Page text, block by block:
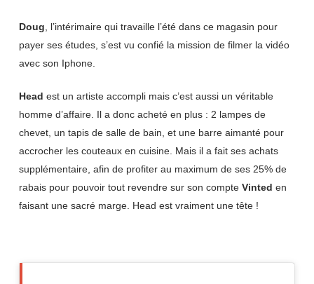
Doug , l’intérimaire qui travaille l’été dans ce magasin pour
payer ses études, s’est vu confié la mission de filmer la vidéo
avec son Iphone.
Head est un artiste accompli mais c’est aussi un véritable
homme d’affaire. Il a donc acheté en plus : 2 lampes de
chevet, un tapis de salle de bain, et une barre aimanté pour
accrocher les couteaux en cuisine. Mais il a fait ses achats
supplémentaire, afin de profiter au maximum de ses 25% de
rabais pour pouvoir tout revendre sur son compte Vinted en
faisant une sacré marge. Head est vraiment une tête !